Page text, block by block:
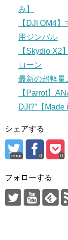
み】
【DJI OM4
用ジンバル
【Skydio X2
ローン
最新の超軽量
【Parrot】
DJI?”【Made
シェアする
error 0 0
フォローする